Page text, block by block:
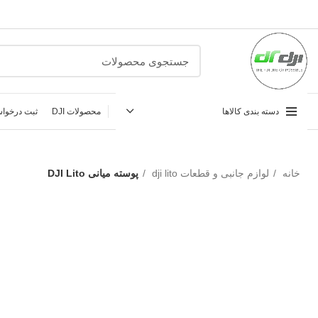
دسته بندی کالاها محصولات DJI ثبت
خانه لوازم جانبی و قطعات dji lito پوسته میانی DJI Lito